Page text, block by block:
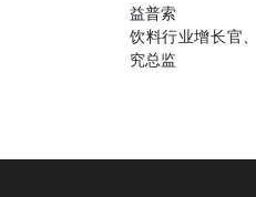
益普索
饮料行业增长官
究总监